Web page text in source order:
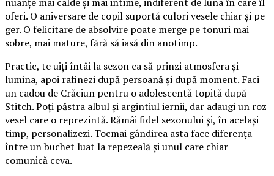
oferi. O aniversare de copil suportă culori vesele chiar și pe
ger. O felicitare de absolvire poate merge pe tonuri mai
sobre, mai mature, fără să iasă din anotimp.
Practic, te uiți întâi la sezon ca să prinzi atmosfera și
lumina, apoi rafinezi după persoană și după moment. Faci
un cadou de Crăciun pentru o adolescentă topită după
Stitch. Poți păstra albul și argintiul iernii, dar adaugi un roz
vesel care o reprezintă. Rămâi fidel sezonului și, în același
timp, personalizezi. Tocmai gândirea asta face diferența
între un buchet luat la repezeală și unul care chiar
comunică ceva.